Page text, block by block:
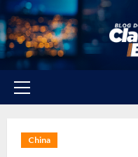
Skip
to
content
Primary
China